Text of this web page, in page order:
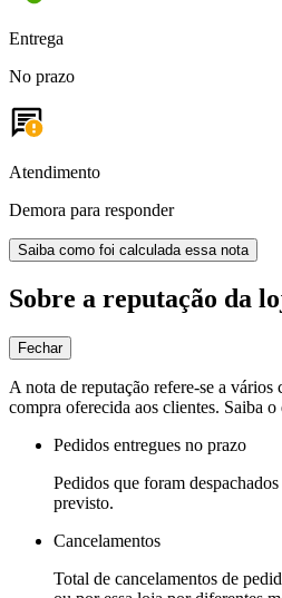
Entrega
No prazo
Atendimento
Demora para responder
Saiba como foi calculada essa nota
Sobre a reputação da
Fechar
A nota de reputação refere-se a
compra oferecida aos clientes. Saiba
Pedidos entregues no prazo
Pedidos que foram
previsto.
Cancelamentos
Total de cancelamentos de